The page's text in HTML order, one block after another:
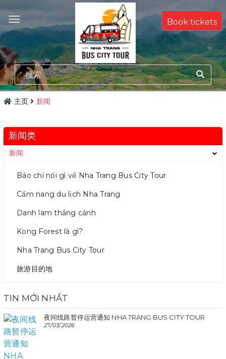
Book tickets
主页 新闻
新闻类
新闻
Báo chí nói gì về Nha Trang Bus City Tour
Cẩm nang du lịch Nha Trang
Danh lam thắng cảnh
Kong Forest là gì?
Nha Trang Bus City Tour
旅游目的地
TIN MỚI NHẤT
夜间线路暂停运营通知 NHA TRANG BUS CITY TOUR
27/03/2026